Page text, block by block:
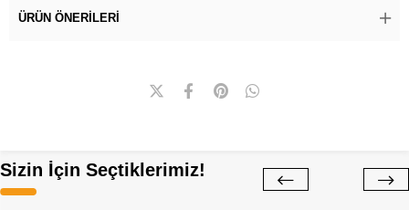
ÜRÜN ÖNERILERI
Sizin İçin Seçtiklerimiz!